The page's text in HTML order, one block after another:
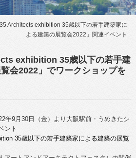
Architects exhibition 35歳以下の若手建築家に
よる建築の展覧会2022」関連イベント
exhibition 35歳以下の若手建
会2022」でワークショップを
年9月30日（金）より大阪駅前・うめきたシ
ント
35歳以下の若手建築家による建築の展覧